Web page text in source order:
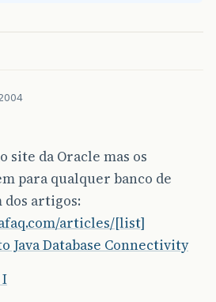
site da Oracle mas os
para qualquer banco de
dos artigos:
articles/[list]
Java Database Connectivity
I